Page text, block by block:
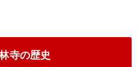
寺の歴史